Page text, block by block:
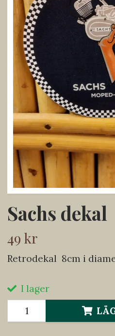
Sachs dekal
49 kr
Retrodekal 8cm i
I lager